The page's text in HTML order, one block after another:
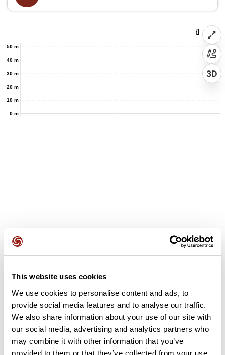
This website uses cookies
We use cookies to personalise content and ads, to
provide social media features and to analyse our traffic.
We also share information about your use of our site with
our social media, advertising and analytics partners who
may combine it with other information that you’ve
provided to them or that they’ve collected from your use
0 m
10 m
20 m
30 m
40 m
50 m
3D
Recensioni degli utenti
Questo percorso non contiene ancora alcuna recensione.
L'hai già effettuato? Sii il primo a inviare una recensione!